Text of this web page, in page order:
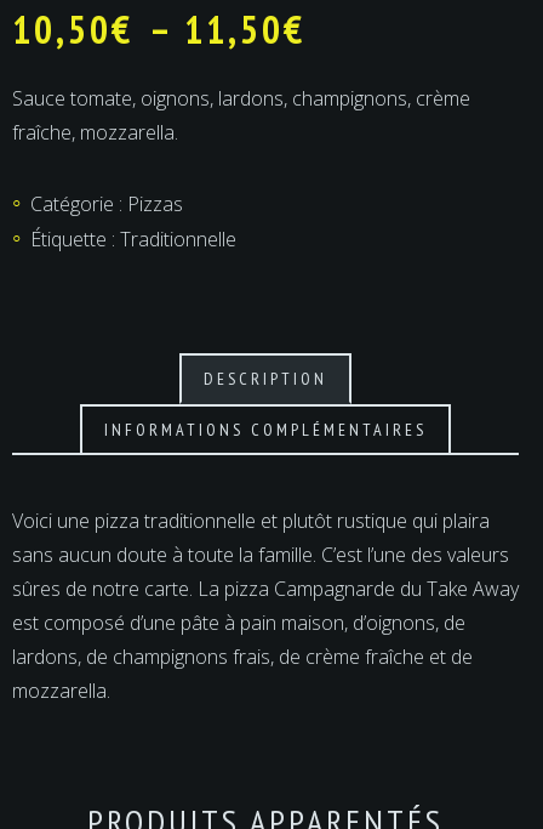
10,50€ – 11,50€
Sauce tomate, oignons, lardons, champignons, crème
fraîche, mozzarella.
Catégorie : Pizzas
Étiquette : Traditionnelle
DESCRIPTION
INFORMATIONS COMPLÉMENTAIRES
Voici une pizza traditionnelle et plutôt rustique qui plaira
sans aucun doute à toute la famille. C’est l’une des valeurs
sûres de notre carte. La pizza Campagnarde du Take Away
est composé d’une pâte à pain maison, d’oignons, de
lardons, de champignons frais, de crème fraîche et de
mozzarella.